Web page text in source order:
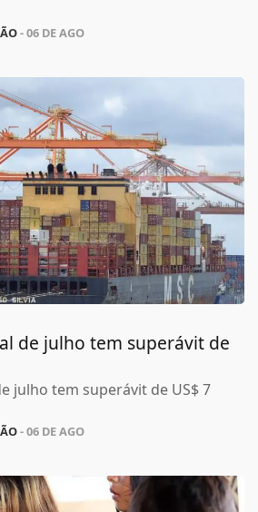
- 06 DE AGO
de julho tem superávit de
julho tem superávit de US$ 7
- 06 DE AGO